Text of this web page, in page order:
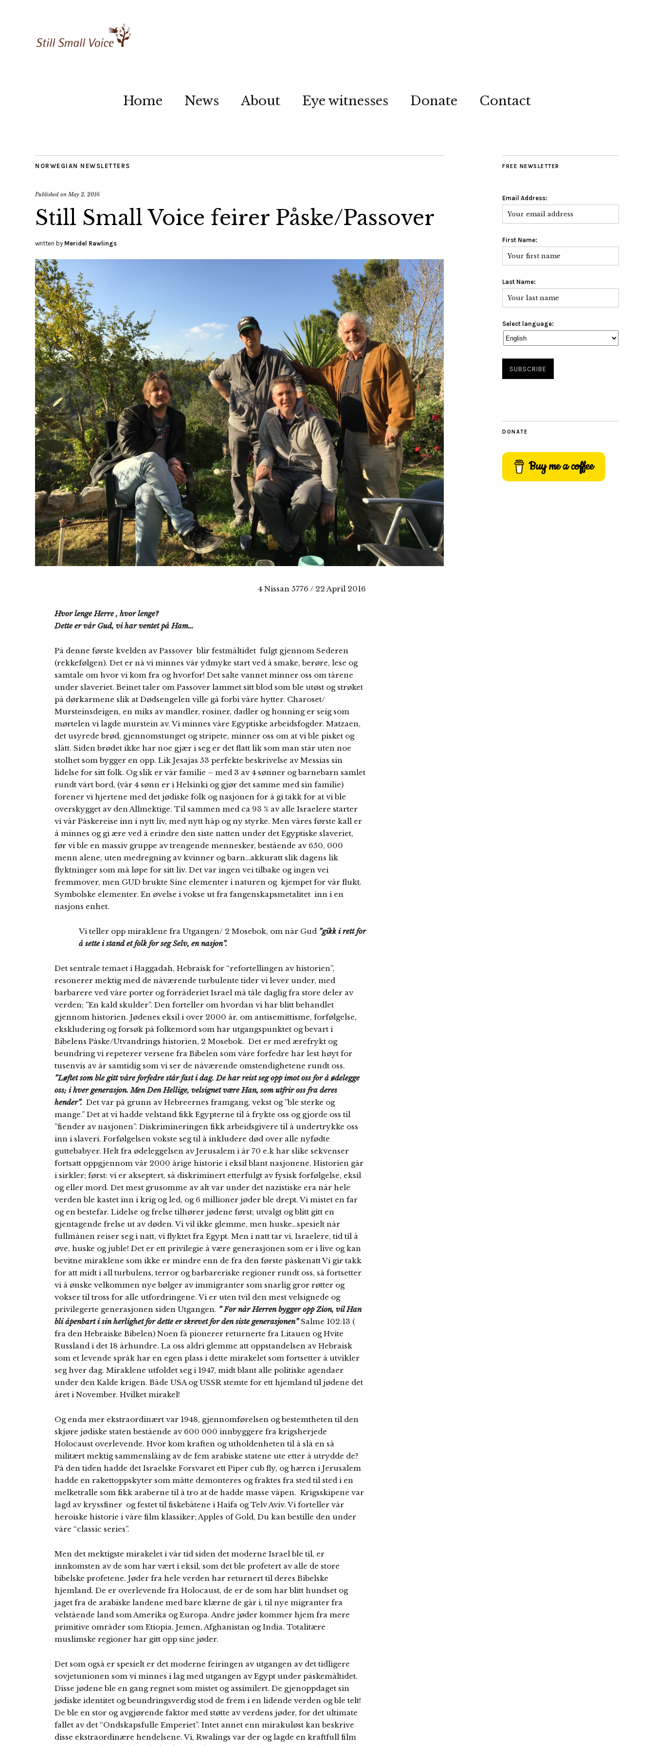
Home News About Eye witnesses Donate Contact
NORWEGIAN NEWSLETTERS
Published onMay 2, 2016
Still Small Voice feirer Påske/Passover
written by Meridel Rawlings
4 Nissan 5776 / 22 April 2016
Hvor lenge Herre , hvor lenge?
Dette er vår Gud, vi har ventet på Ham…
På denne første kvelden av Passover blir festmåltidet fulgt gjennom Sederen
(rekkefølgen). Det er nå vi minnes vår ydmyke start ved å smake, berøre, lese og
samtale om hvor vi kom fra og hvorfor! Det salte vannet minner oss om tårene
under slaveriet. Beinet taler om Passover lammet sitt blod som ble utøst og strøket
på dørkarmene slik at Dødsengelen ville gå forbi våre hytter. Charoset/
Mursteinsdeigen, en miks av mandler, rosiner, dadler og honning er seig som
mørtelen vi lagde murstein av. Vi minnes våre Egyptiske arbeidsfogder. Matzaen,
det usyrede brød, gjennomstunget og stripete, minner oss om at vi ble pisket og
slått. Siden brødet ikke har noe gjær i seg er det flatt lik som man står uten noe
stolhet som bygger en opp. Lik Jesajas 53 perfekte beskrivelse av Messias sin
lidelse for sitt folk. Og slik er vår familie – med 3 av 4 sønner og barnebarn samlet
rundt vårt bord, (vår 4 sønn er i Helsinki og gjør det samme med sin familie)
forener vi hjertene med det jødiske folk og nasjonen for å gi takk for at vi ble
overskygget av den Allmektige. Til sammen med ca 93 % av alle Israelere starter
vi vår Påskereise inn i nytt liv, med nytt håp og ny styrke. Men våres første kall er
å minnes og gi ære ved å erindre den siste natten under det Egyptiske slaveriet,
før vi ble en massiv gruppe av trengende mennesker, bestående av 650, 000
menn alene, uten medregning av kvinner og barn…akkuratt slik dagens lik
flyktninger som må løpe for sitt liv. Det var ingen vei tilbake og ingen vei
fremmover, men GUD brukte Sine elementer i naturen og kjempet for vår flukt.
Symbolske elementer. En øvelse i vokse ut fra fangenskapsmetalitet inn i en
nasjons enhet.
Vi teller opp miraklene fra Utgangen/ 2 Mosebok, om når Gud ”gikk i rett for
å sette i stand et folk for seg Selv, en nasjon”.
Det sentrale temaet i Haggadah, Hebraisk for “refortellingen av historien”,
resonerer mektig med de nåværende turbulente tider vi lever under, med
barbarere ved våre porter og forråderiet Israel må tåle daglig fra store deler av
verden; ”En kald skulder”. Den forteller om hvordan vi har blitt behandlet
gjennom historien. Jødenes eksil i over 2000 år, om antisemittisme, forfølgelse,
ekskludering og forsøk på folkemord som har utgangspunktet og bevart i
Bibelens Påske/Utvandrings historien, 2 Mosebok. Det er med ærefrykt og
beundring vi repeterer versene fra Bibelen som våre forfedre har lest høyt for
tusenvis av år samtidig som vi ser de nåværende omstendighetene rundt oss.
”Løftet som ble gitt våre forfedre står fast i dag. De har reist seg opp imot oss for å ødelegge
oss; i hver generasjon. Men Den Hellige, velsignet være Han, som utfrir oss fra deres
hender”. Det var på grunn av Hebreernes framgang, vekst og ”ble sterke og
mange.” Det at vi hadde velstand fikk Egypterne til å frykte oss og gjorde oss til
”fiender av nasjonen”. Diskrimineringen fikk arbeidsgivere til å undertrykke oss
inn i slaveri. Forfølgelsen vokste seg til å inkludere død over alle nyfødte
guttebabyer. Helt fra ødeleggelsen av Jerusalem i år 70 e.k har slike sekvenser
fortsatt oppgjennom vår 2000 årige historie i eksil blant nasjonene. Historien går
i sirkler; først: vi er akseptert, så diskriminert etterfulgt av fysisk forfølgelse, eksil
og eller mord. Det mest grusomme av alt var under det nazistiske era når hele
verden ble kastet inn i krig og led, og 6 millioner jøder ble drept. Vi mistet en far
og en bestefar. Lidelse og frelse tilhører jødene først; utvalgt og blitt gitt en
gjentagende frelse ut av døden. Vi vil ikke glemme, men huske…spesielt når
fullmånen reiser seg i natt, vi flyktet fra Egypt. Men i natt tar vi, Israelere, tid til å
øve, huske og juble! Det er ett privilegie å være generasjonen som er i live og kan
bevitne miraklene som ikke er mindre enn de fra den første påskenatt Vi gir takk
for att midt i all turbulens, terror og barbareriske regioner rundt oss, så fortsetter
vi å ønske velkommen nye bølger av immigranter som snarlig gror røtter og
vokser til tross for alle utfordringene. Vi er uten tvil den mest velsignede og
privilegerte generasjonen siden Utgangen. ” For når Herren bygger opp Zion, vil Han
bli åpenbart i sin herlighet for dette er skrevet for den siste generasjonen”Salme 102:13 (
fra den Hebraiske Bibelen) Noen få pionerer returnerte fra Litauen og Hvite
Russland i det 18 århundre. La oss aldri glemme att oppstandelsen av Hebraisk
som et levende språk har en egen plass i dette mirakelet som fortsetter å utvikler
seg hver dag. Miraklene utfoldet seg i 1947, midt blant alle politiske agendaer
under den Kalde krigen. Både USA og USSR stemte for ett hjemland til jødene det
året i November. Hvilket mirakel!
Og enda mer ekstraordinært var 1948, gjennomførelsen og bestemtheten til den
skjøre jødiske staten bestående av 600 000 innbyggere fra krigsherjede
Holocaust overlevende. Hvor kom kraften og utholdenheten til å slå en så
militært mektig sammenslåing av de fem arabiske statene ute etter å utrydde de?
På den tiden hadde det Israelske Forsvaret ett Piper cub fly, og hæren i Jerusalem
hadde en rakettoppskyter som måtte demonteres og fraktes fra sted til sted i en
melketralle som fikk araberne til å tro at de hadde masse våpen. Krigsskipene var
lagd av kryssfiner og festet til fiskebåtene i Haifa og Telv Aviv. Vi forteller vår
heroiske historie i våre film klassiker; Apples of Gold, Du kan bestille den under
våre “classic series”.
Men det mektigste mirakelet i vår tid siden det moderne Israel ble til, er
innkomsten av de som har vært i eksil, som det ble profetert av alle de store
bibelske profetene. Jøder fra hele verden har returnert til deres Bibelske
hjemland. De er overlevende fra Holocaust, de er de som har blitt hundset og
jaget fra de arabiske landene med bare klærne de går i, til nye migranter fra
velstående land som Amerika og Europa. Andre jøder kommer hjem fra mere
primitive områder som Etiopia, Jemen, Afghanistan og India. Totalitære
muslimske regioner har gitt opp sine jøder.
Det som også er spesielt er det moderne feiringen av utgangen av det tidligere
sovjetunionen som vi minnes i lag med utgangen av Egypt under påskemåltidet.
Disse jødene ble en gang regnet som mistet og assimilert. De gjenoppdaget sin
jødiske identitet og beundringsverdig stod de frem i en lidende verden og ble telt!
De ble en stor og avgjørende faktor med støtte av verdens jøder, for det ultimate
fallet av det “Ondskapsfulle Emperiet”. Intet annet enn mirakuløst kan beskrive
disse ekstraordinære hendelsene. Vi, Rwalings var der og lagde en kraftfull film
FREE NEWSLETTER
Email Address:
First Name:
Last Name:
Select language:
DONATE
Buy me a coffee